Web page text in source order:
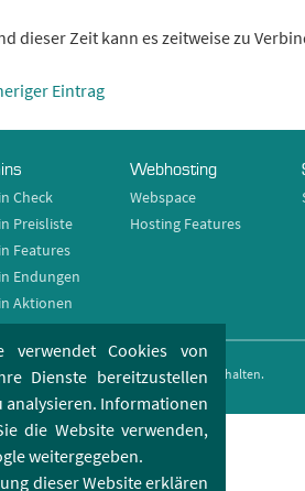
verwendet Cookies von
Dienste bereitzustellen
analysieren. Informationen
die Website verwenden,
weitergegeben.
dieser Website erklären
dieser Zeit kann es zeitweise zu
Eintrag
Check
Preisliste
Features
Endungen
Aktionen
Webhosting
Webspace
Hosting Features
GmbH © 2005 - 2026. Alle Rechte vorbehalten.